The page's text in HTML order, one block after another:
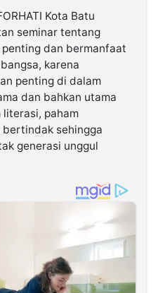
Kota Batu
seminar tentang
dan bermanfaat
karena
penting di dalam
dan bahkan utama
literasi, paham
bertindak sehingga
generasi unggul